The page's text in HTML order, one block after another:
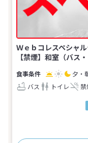
Ｗｅｂコレスペシャ
【禁煙】和室（バス
夕・
バス
トイレ 禁